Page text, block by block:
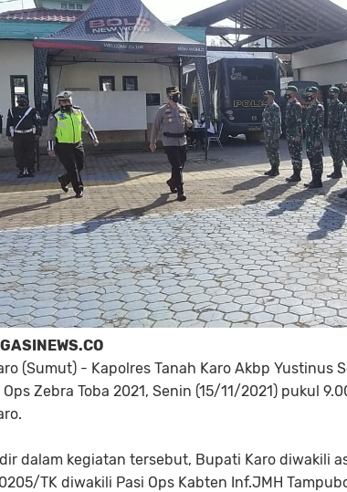
(Sumut) - Kapolres Tanah Karo Akbp Yustinus
Zebra Toba 2021, Senin (15/11/2021) pukul
dalam kegiatan tersebut, Bupati Karo diwakili
TK diwakili Pasi Ops Kabten Inf.JMH